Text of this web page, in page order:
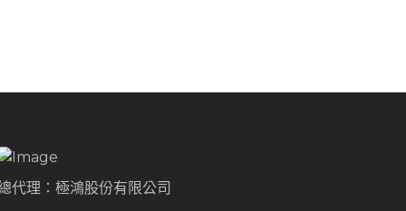
代理：極鴻股份有限公司